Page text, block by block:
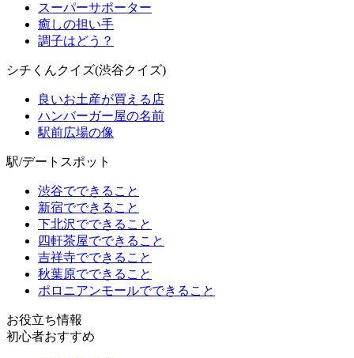
スーパーサポーター
癒しの担い手
調子はどう？
シチくんクイズ(渋谷クイズ)
良いお土産が買える店
ハンバーガー屋の名前
駅前広場の像
駅/デートスポット
渋谷でできること
新宿でできること
下北沢でできること
四軒茶屋でできること
吉祥寺でできること
秋葉原でできること
ポロニアンモールでできること
お役立ち情報
初心者おすすめ